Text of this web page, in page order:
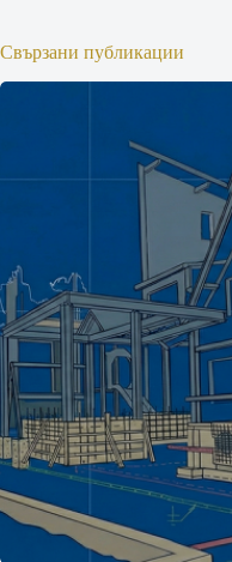
Свързани публикации